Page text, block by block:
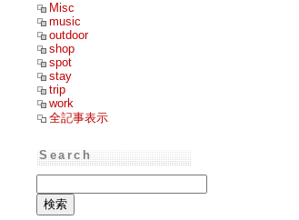
Misc
music
outdoor
shop
spot
stay
trip
work
全記事表示
Search